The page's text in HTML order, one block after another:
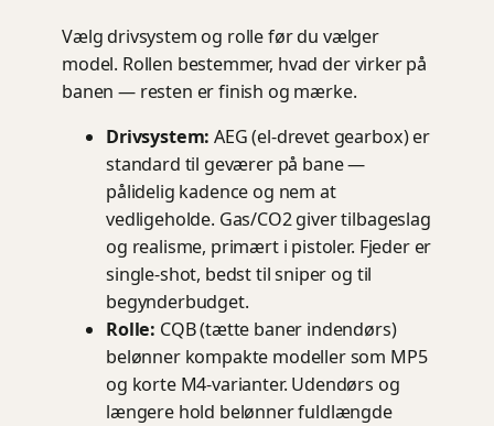
Vælg drivsystem og rolle før du vælger
model. Rollen bestemmer, hvad der virker på
banen — resten er finish og mærke.
Drivsystem: AEG (el-drevet gearbox) er
standard til geværer på bane —
pålidelig kadence og nem at
vedligeholde. Gas/CO2 giver tilbageslag
og realisme, primært i pistoler. Fjeder er
single-shot, bedst til sniper og til
begynderbudget.
Rolle: CQB (tætte baner indendørs)
belønner kompakte modeller som MP5
og korte M4-varianter. Udendørs og
længere hold belønner fuldlængde